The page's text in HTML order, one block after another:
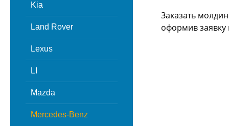
Kia
Land Rover
Lexus
LI
Mazda
Mercedes-Benz
Заказать
оформив заявку